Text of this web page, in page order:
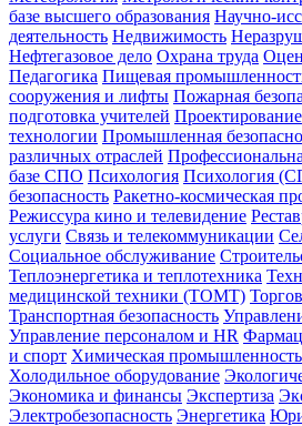
базе высшего образования Научно-
деятельность Недвижимость
Нефтегазовое дело Охрана труда
Педагогика Пищевая
сооружения и лифты Пожарная
подготовка учителей Проектирование
технологии Промышленная
различных отраслей
базе СПО Психология Психология
безопасность Ракетно-космическая
Режиссура кино и телевидение
услуги Связь и телекоммуникации
Социальное обслуживание
Теплоэнергетика и теплотехника
медицинской техники (ТОМТ)
Транспортная безопасность
Управление персоналом и HR
и спорт Химическая
Холодильное оборудование
Экономика и финансы Экспертиза
Электробезопасность Энергетика